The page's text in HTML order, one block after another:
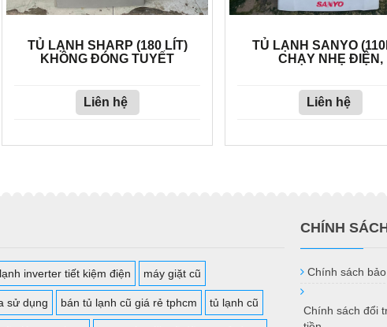
TỦ LẠNH SHARP (180 LÍT)
KHÔNG ĐÓNG TUYẾT
Liên hệ
TỦ LẠNH SANYO
CHẠY NHẸ ĐIỆN,
Liên hệ
inverter tiết kiệm điện máy giặt cũ
sử dụng bán tủ lạnh cũ giá rẻ tphcm tủ lạnh cũ
CHÍNH
Chính sách
Chính sách đổi